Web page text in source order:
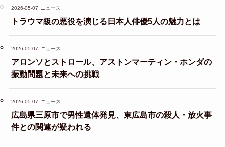
2026-05-07 ニュース
トラウマ級の悪役を演じる日本人俳優5人の魅力とは
2026-05-07 ニュース
アロンソとストロール、アストンマーティン・ホンダの
振動問題と未来への挑戦
2026-05-07 ニュース
広島県三原市で男性遺体発見、東広島市の殺人・放火事
件との関連が疑われる